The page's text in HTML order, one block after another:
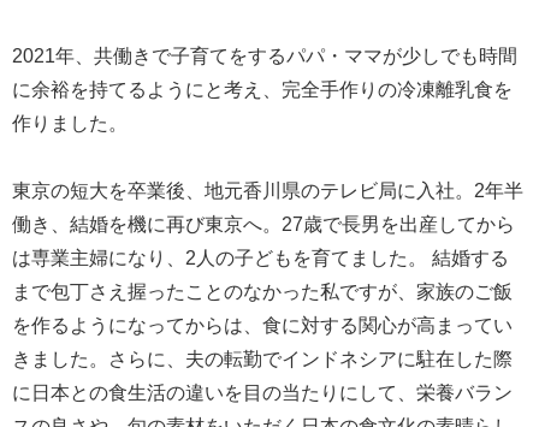
2021年、共働きで子育てをするパパ・ママが少しでも時間
に余裕を持てるようにと考え、完全手作りの冷凍離乳食を
作りました。
東京の短大を卒業後、地元香川県のテレビ局に入社。2年半
働き、結婚を機に再び東京へ。27歳で長男を出産してから
は専業主婦になり、2人の子どもを育てました。 結婚する
まで包丁さえ握ったことのなかった私ですが、家族のご飯
を作るようになってからは、食に対する関心が高まってい
きました。さらに、夫の転勤でインドネシアに駐在した際
に日本との食生活の違いを目の当たりにして、栄養バラン